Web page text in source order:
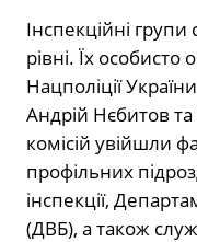
Інспекційні
рівні. Їх
Нацполіції
Андрій Нєбитов
комісій увійшли
профільних
інспекції,
(ДВБ), а також